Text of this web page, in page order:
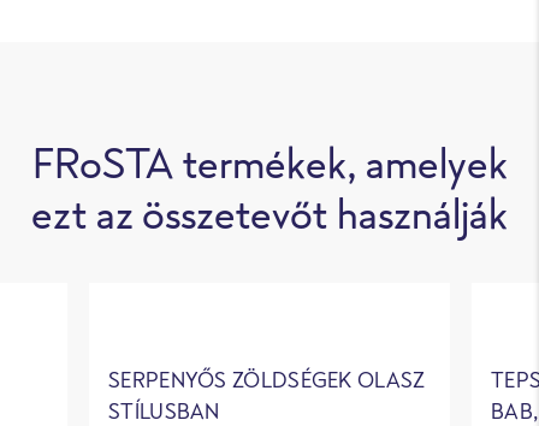
FRoSTA termékek, amelyek
ezt az összetevőt használják
SERPENYŐS ZÖLDSÉGEK OLASZ
STÍLUSBAN